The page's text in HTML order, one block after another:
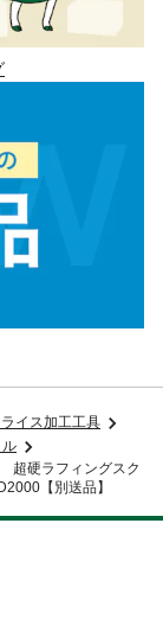
イス加工工具
超硬ラフィングスク
【別送品】